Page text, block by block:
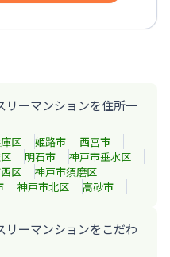
リーマンションを住所一
区 姫路市
西宮市
明石市
神戸市垂水区
区
神戸市須磨区
神戸市北区 高砂市
リーマンションをこだわ